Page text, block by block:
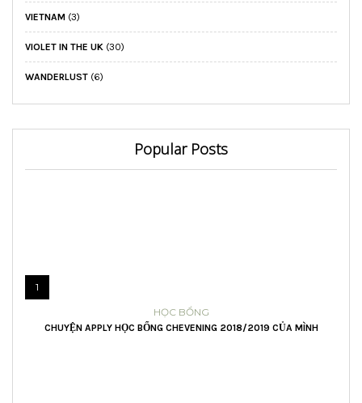
VIETNAM (3)
VIOLET IN THE UK (30)
WANDERLUST (6)
Popular Posts
1
HỌC BỔNG
CHUYỆN APPLY HỌC BỔNG CHEVENING 2018/2019 CỦA MÌNH